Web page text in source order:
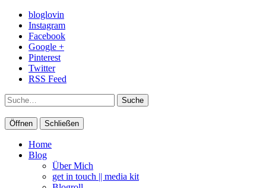
bloglovin
Instagram
Facebook
Google +
Pinterest
Twitter
RSS Feed
Suche
Öffnen Schließen
Home
Blog
Über Mich
get in touch || media kit